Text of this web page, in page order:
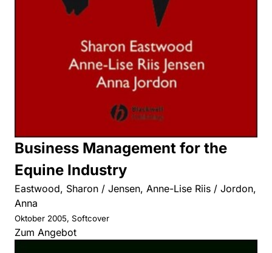
Business Management for the
Equine Industry
Eastwood, Sharon / Jensen, Anne-Lise Riis / Jordon,
Anna
Oktober 2005, Softcover
Zum Angebot